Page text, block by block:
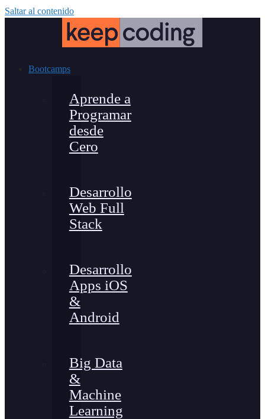
Saltar al contenido
Bootcamps
Aprende a
Programar
desde
Cero
Desarrollo
Web Full
Stack
Desarrollo
Apps iOS
&
Android
Big Data
&
Machine
Learning